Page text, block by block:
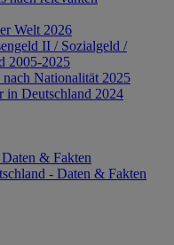
Welt 2026
II / Sozialgeld /
2005-2025
Nationalität 2025
in Deutschland 2024
& Fakten
- Daten & Fakten